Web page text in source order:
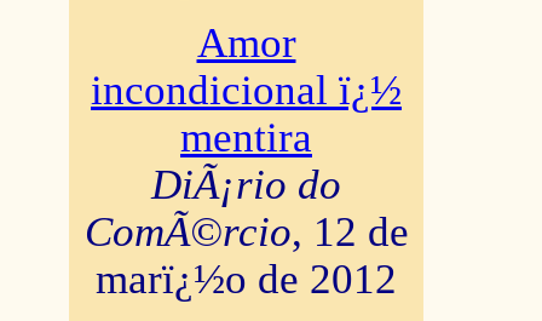
Amor
incondicional ï¿½
mentira
DiÃ¡rio do
ComÃ©rcio, 12 de
marï¿½o de 2012